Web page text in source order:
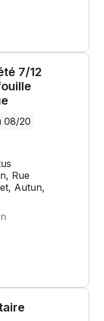
7/12
08/20
Rue
Autun,